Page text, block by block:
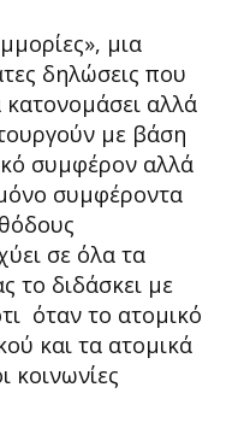
μια
δηλώσεις που
κατονομάσει αλλά
με βάση
συμφέρον αλλά
συμφέροντα
σε όλα τα
το διδάσκει με
όταν το ατομικό
και τα ατομικά
κοινωνίες